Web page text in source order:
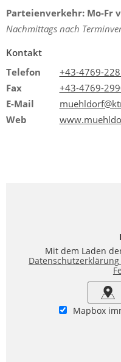
Parteienverkehr: Mo-Fr
Nachmittags nach
Kontakt
Telefon
+43-4769-
Fax
+43-4769-
E-Mail
Web
Mit dem Laden
Mapbox